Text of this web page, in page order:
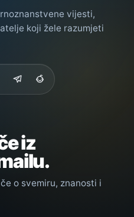
vijesti,
koji žele razumjeti
iz
o svemiru, znanosti i